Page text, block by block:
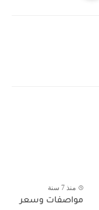
منذ 7 سنة
مواصفات وسعر